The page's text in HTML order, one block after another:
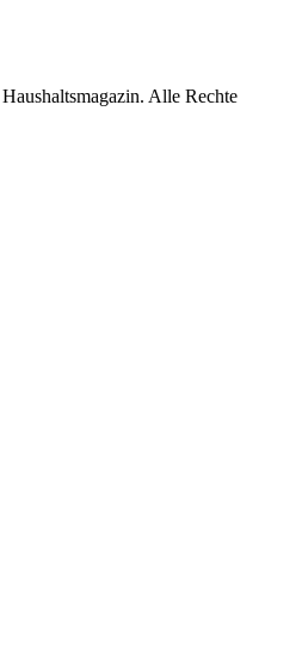
Alle Rechte